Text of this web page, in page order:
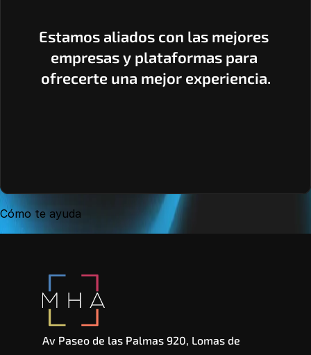
Cómo te ayuda
Estamos aliados con las mejores
empresas y plataformas para
ofrecerte una mejor experiencia.
Av Paseo de las Palmas 920, Lomas de